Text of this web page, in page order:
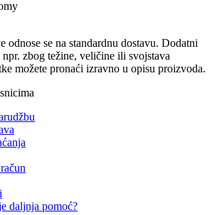
odnose se na standardnu ​​dostavu. Dodatni
zbog težine, veličine ili svojstava
možete pronaći izravno u opisu proizvoda.
daljnja pomoć?